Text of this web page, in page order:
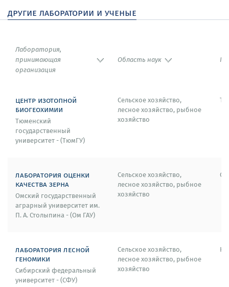
Industrial and Systems Engineering.
2013 – EURO Gold Medal.
2013 – Elizabeth Wood Dunlevie Honors Term Professor
for 2013-2014, University of Florida (США).
2013 – Medal (in recognition of broad contributions in
2012 – Honorary Doctor of Science Degree, Wilfrid Laurier
University (Канада).
2009 – Roberto D. Galvão Prize Best Paper Award
2007 – Senior Fulbright Specialist Award (США).
другие лаборатории и ученые
Лаборатория,
принимающая
организация
Область наук
центр изотопной
биогеохимии
Тюменский
государственный
университет - (ТюмГУ)
Сельское хозяйство,
лесное хозяйство, рыбное
хозяйство
лаборатория оценки
качества зерна
Омский государственный
аграрный университет им.
П. А. Столыпина - (Ом ГАУ)
Сельское хозяйство,
лесное хозяйство, рыбное
хозяйство
лаборатория лесной
геномики
Сибирский федеральный
университет - (СФУ)
Сельское хозяйство,
лесное хозяйство, рыбное
хозяйство